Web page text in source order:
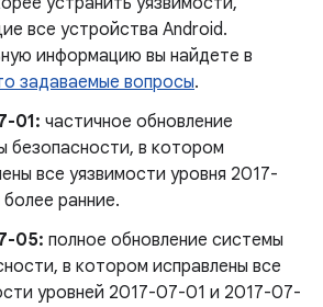
все устройства Android.
информацию вы найдете в
задаваемые вопросы.
01: частичное обновление
безопасности, в котором
все уязвимости уровня 2017-
ранние.
05: полное обновление системы
в котором исправлены все
уровней 2017-07-01 и 2017-07-